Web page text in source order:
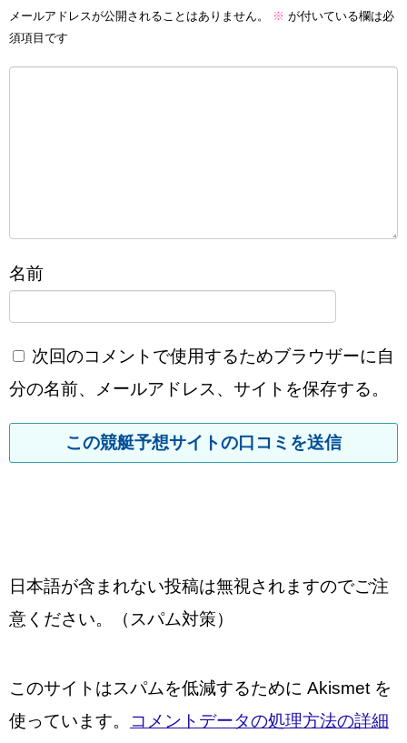
メールアドレスが公開されることはありません。 ※ が付いている欄は必
須項目です
名前
次回のコメントで使用するためブラウザーに自
分の名前、メールアドレス、サイトを保存する。
日本語が含まれない投稿は無視されますのでご注
意ください。（スパム対策）
このサイトはスパムを低減するために Akismet を
使っています。
コメントデータの処理方法の詳細